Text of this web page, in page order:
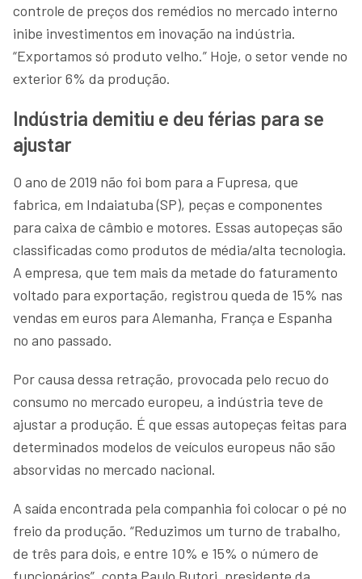
controle de preços dos remédios no mercado interno
inibe investimentos em inovação na indústria.
“Exportamos só produto velho.” Hoje, o setor vende no
exterior 6% da produção.
Indústria demitiu e deu férias para se
ajustar
O ano de 2019 não foi bom para a Fupresa, que
fabrica, em Indaiatuba (SP), peças e componentes
para caixa de câmbio e motores. Essas autopeças são
classificadas como produtos de média/alta tecnologia.
A empresa, que tem mais da metade do faturamento
voltado para exportação, registrou queda de 15% nas
vendas em euros para Alemanha, França e Espanha
no ano passado.
Por causa dessa retração, provocada pelo recuo do
consumo no mercado europeu, a indústria teve de
ajustar a produção. É que essas autopeças feitas para
determinados modelos de veículos europeus não são
absorvidas no mercado nacional.
A saída encontrada pela companhia foi colocar o pé no
freio da produção. “Reduzimos um turno de trabalho,
de três para dois, e entre 10% e 15% o número de